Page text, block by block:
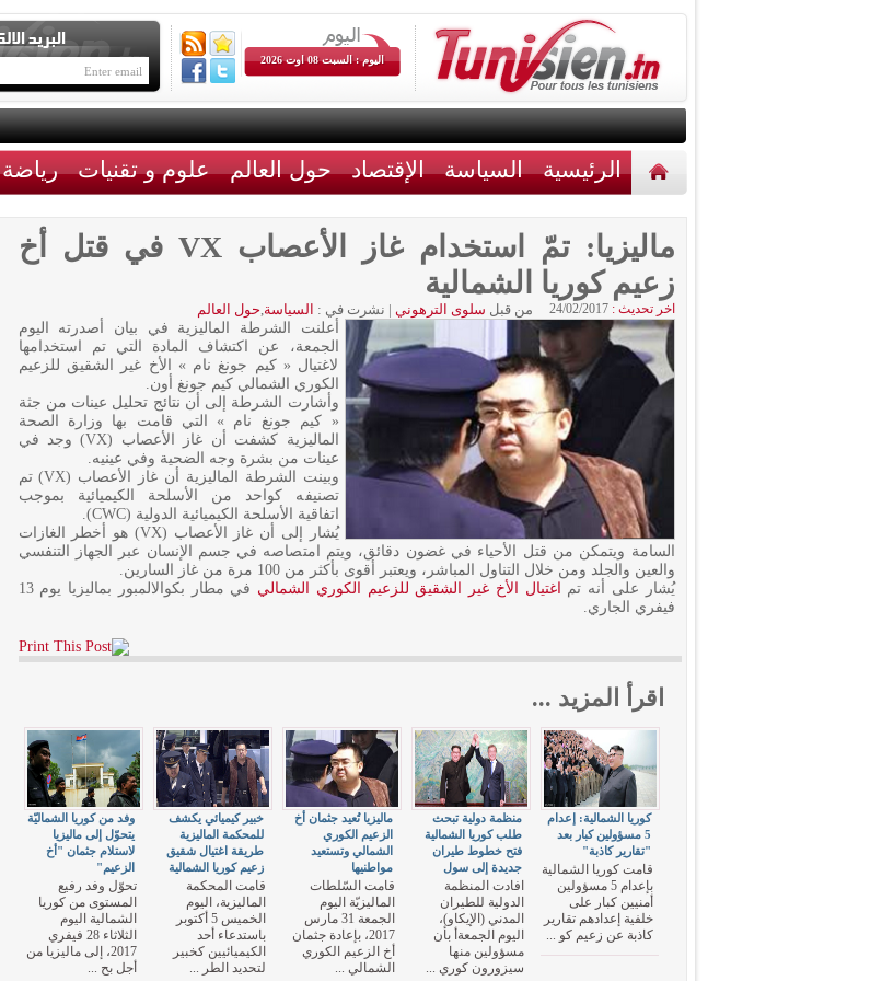
اليوم : السبت 08 اوت 2026
الرئيسية السياسة الإقتصاد حول العالم علوم و تقنيات رياضة
ماليزيا: تمّ استخدام غاز الأعصاب VX في قتل أخ
زعيم كوريا الشمالية
اخر تحديث : 24/02/2017 من قبل سلوى الترهوني | نشرت في : السياسة,حول العالم
أعلنت الشرطة الماليزية في بيان أصدرته اليوم
الجمعة، عن اكتشاف المادة التي تم استخدامها
لاغتيال « كيم جونغ نام » الأخ غير الشقيق للزعيم
الكوري الشمالي كيم جونغ أون.
وأشارت الشرطة إلى أن نتائج تحليل عينات من جثة
« كيم جونغ نام » التي قامت بها وزارة الصحة
الماليزية كشفت أن غاز الأعصاب (VX) وجد في
عينات من بشرة وجه الضحية وفي عينيه.
وبينت الشرطة الماليزية أن غاز الأعصاب (VX) تم
تصنيفه كواحد من الأسلحة الكيميائية بموجب
اتفاقية الأسلحة الكيميائية الدولية (CWC).
يُشار إلى أن غاز الأعصاب (VX) هو أخطر الغازات
السامة ويتمكن من قتل الأحياء في غضون دقائق، ويتم امتصاصه في جسم الإنسان عبر الجهاز التنفسي
والعين والجلد ومن خلال التناول المباشر، ويعتبر أقوى بأكثر من 100 مرة من غاز السارين.
يُشار على أنه تم
اغتيال الأخ غير الشقيق للزعيم الكوري الشمالي
في مطار بكوالالمبور بماليزيا يوم 13
فيفري الجاري.
اقرأ المزيد ...
وفد من كوريا الشماليّة
يتحوّل إلى ماليزيا
لاستلام جثمان "أخ
الزعيم"
تحوّل وفد رفيع
المستوى من كوريا
الشمالية اليوم
الثلاثاء 28 فيفري
2017، إلى ماليزيا من
أجل بح ...
خبير كيميائي يكشف
للمحكمة الماليزية
طريقة اغتيال شقيق
زعيم كوريا الشمالية
قامت المحكمة
الماليزية، اليوم
الخميس 5 أكتوبر
باستدعاء أحد
الكيميائيين كخبير
لتحديد الطر ...
ماليزيا تُعيد جثمان أخ
الزعيم الكوري
الشمالي وتستعيد
مواطنيها
قامت السّلطات
الماليزيّة اليوم
الجمعة 31 مارس
2017، بإعادة جثمان
أخ الزعيم الكوري
الشمالي ...
منظمة دولية تبحث
طلب كوريا الشمالية
فتح خطوط طيران
جديدة إلى سول
افادت المنظمة
الدولية للطيران
المدني (الإيكاو)،
اليوم الجمعةأ بأن
مسؤولين منها
سيزورون كوري ...
كوريا الشمالية: إعدام
5 مسؤولين كبار بعد
"تقارير كاذبة"
قامت كوريا الشمالية
بإعدام 5 مسؤولين
أمنيين كبار على
خلفية إعدادهم تقارير
كاذبة عن زعيم كو ...